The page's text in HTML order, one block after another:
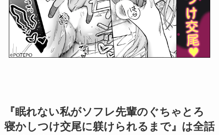
『眠れない私がソフレ先輩のぐちゃとろ
寝かしつけ交尾に躾けられるまで』は全話